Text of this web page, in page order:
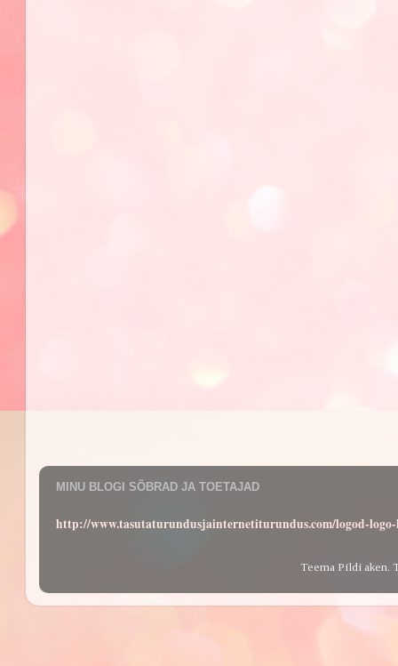
MINU BLOGI SÕBRAD JA TOETAJAD
http://www.tasutaturundusjainternetiturundus.com/logod-
Teema Pildi aken.